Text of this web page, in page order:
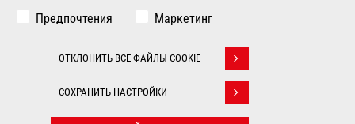
Used Manitou Machines
Gehl
Предпочтения
Маркетинг
ОТКЛОНИТЬ ВСЕ ФАЙЛЫ COOKIE
СОХРАНИТЬ НАСТРОЙКИ